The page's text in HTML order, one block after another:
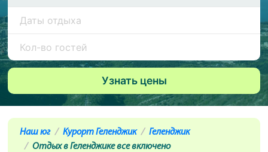
Наш юг Курорт Геленджик
Геленджик
Отдых в Геленджике все включено